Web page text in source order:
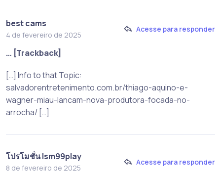
best cams
4 de fevereiro de 2025
Acesse para responder
… [Trackback]
[…] Info to that Topic:
salvadorentretenimento.com.br/thiago-aquino-e-
wagner-miau-lancam-nova-produtora-focada-no-
arrocha/ […]
โปรโมชั่น lsm99play
8 de fevereiro de 2025
Acesse para responder